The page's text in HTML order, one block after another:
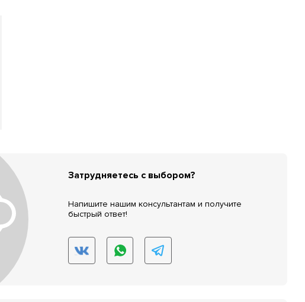
Затрудняетесь с выбором?
Напишите нашим консультантам и получите
быстрый ответ!